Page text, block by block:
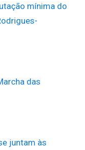
mínima do
das
juntam às